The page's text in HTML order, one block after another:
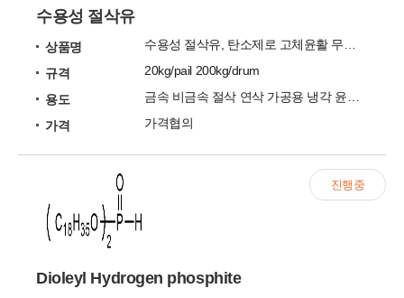
수용성 절삭유
상품명
규격
20kg/pail 200kg/drum
용도
가격
가격협의
Dioleyl Hydrogen phosphite
진행중